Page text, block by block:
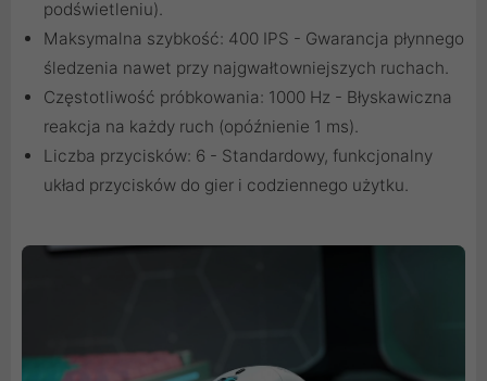
podświetleniu).
Maksymalna szybkość: 400 IPS - Gwarancja płynnego
śledzenia nawet przy najgwałtowniejszych ruchach.
Częstotliwość próbkowania: 1000 Hz - Błyskawiczna
reakcja na każdy ruch (opóźnienie 1 ms).
Liczba przycisków: 6 - Standardowy, funkcjonalny
układ przycisków do gier i codziennego użytku.